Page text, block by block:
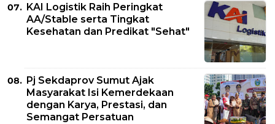
KAI Logistik Raih Peringkat
AA/Stable serta Tingkat
Kesehatan dan Predikat "Sehat"
Pj Sekdaprov Sumut Ajak
Masyarakat Isi Kemerdekaan
dengan Karya, Prestasi, dan
Semangat Persatuan